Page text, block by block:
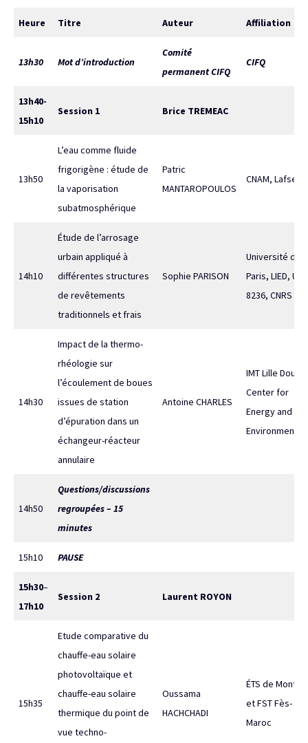
Heure Titre Auteur Affiliation
13h30 Mot d’introduction
Comité
permanent CIFQ
CIFQ
13h40-
15h10
Session 1 Brice TREMEAC
13h50
L’eau comme fluide
frigorigène : étude de
la vaporisation
subatmosphérique
Patric
MANTAROPOULOS
CNAM, Lafset
14h10
Étude de l’arrosage
urbain appliqué à
différentes structures
de revêtements
traditionnels et frais
Sophie PARISON
Université de
Paris, LIED,
8236, CNRS
14h30
Impact de la thermo-
rhéologie sur
l’écoulement de boues
issues de station
d’épuration dans un
échangeur-réacteur
annulaire
Antoine CHARLES
IMT Lille Douai,
Center for
Energy and
Environment
14h50
Questions/discussions
regroupées – 15
minutes
15h10 PAUSE
15h30–
17h10
Session 2 Laurent ROYON
15h35
Etude comparative du
chauffe-eau solaire
photovoltaïque et
chauffe-eau solaire
thermique du point de
vue techno-
Oussama
HACHCHADI
ÉTS de
et FST Fès-
Maroc